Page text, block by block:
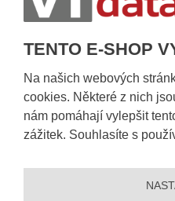
TENTO E-SHOP
Na našich webových
cookies. Některé z nich
nám pomáhají vylepšit
zážitek. Souhlasíte s
Obecné informace